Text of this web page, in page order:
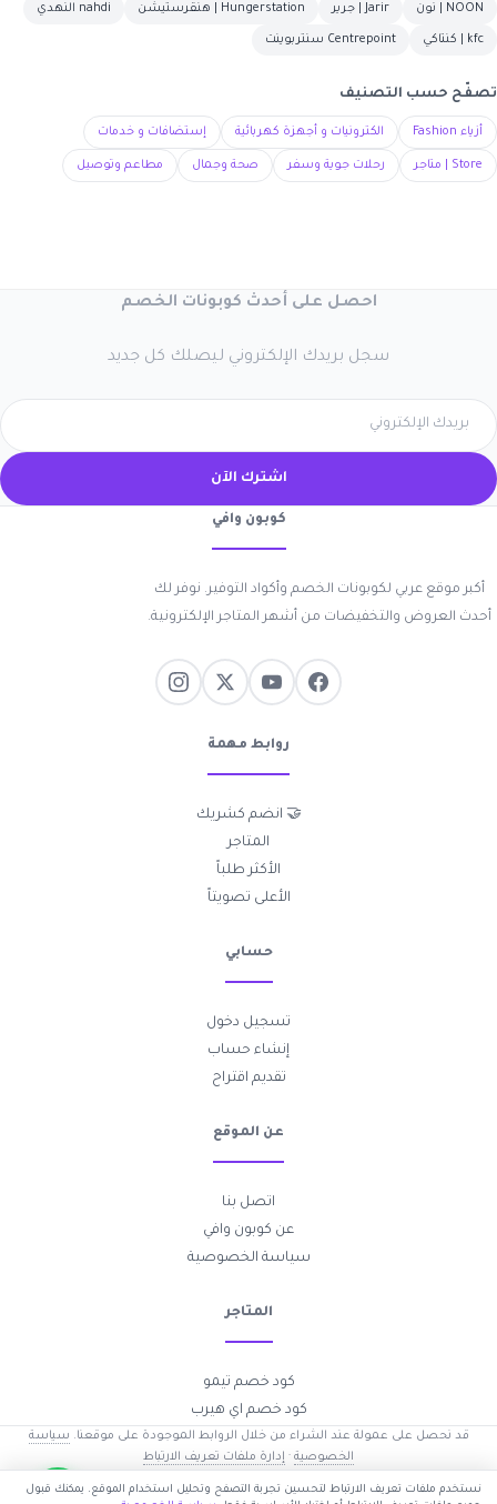
NOON | نون Jarir | جرير Hungerstation | هنقرستيشن nahdi النهدي
kfc | كنتاكي Centrepoint سنتربوينت
تصفّح حسب التصنيف
أزياء Fashion الكترونيات و أجهزة كهربائية إستضافات و خدمات
Store | متاجر رحلات جوية وسفر صحة وجمال مطاعم وتوصيل
احصل على أحدث كوبونات الخصم
سجل بريدك الإلكتروني ليصلك كل جديد
اشترك الآن
كوبون وافي
أكبر موقع عربي لكوبونات الخصم وأكواد التوفير. نوفر لك
أحدث العروض والتخفيضات من أشهر المتاجر الإلكترونية.
روابط مهمة
🤝 انضم كشريك
المتاجر
الأكثر طلباً
الأعلى تصويتاً
حسابي
تسجيل دخول
إنشاء حساب
تقديم اقتراح
عن الموقع
اتصل بنا
عن كوبون وافي
سياسة الخصوصية
المتاجر
كود خصم تيمو
كود خصم اي هيرب
قد نحصل على عمولة عند الشراء من خلال الروابط الموجودة على موقعنا. سياسة
الخصوصية · إدارة ملفات تعريف الارتباط
2017-2026 © جميع الحقوق محفوظة — كوبون وافي
نستخدم ملفات تعريف الارتباط لتحسين تجربة التصفح وتحليل استخدام الموقع. يمكنك قبول